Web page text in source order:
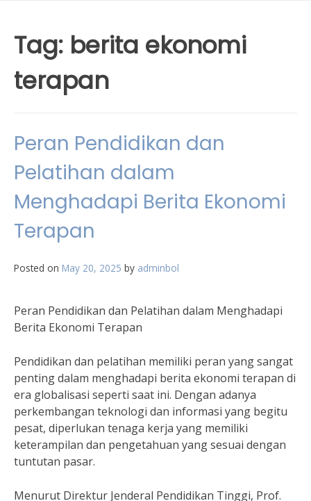
Tag: berita ekonomi
terapan
Peran Pendidikan dan
Pelatihan dalam
Menghadapi Berita Ekonomi
Terapan
Posted on May 20, 2025 by adminbol
Peran Pendidikan dan Pelatihan dalam Menghadapi
Berita Ekonomi Terapan
Pendidikan dan pelatihan memiliki peran yang sangat
penting dalam menghadapi berita ekonomi terapan di
era globalisasi seperti saat ini. Dengan adanya
perkembangan teknologi dan informasi yang begitu
pesat, diperlukan tenaga kerja yang memiliki
keterampilan dan pengetahuan yang sesuai dengan
tuntutan pasar.
Menurut Direktur Jenderal Pendidikan Tinggi, Prof.